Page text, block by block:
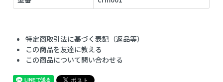
特定商取引法に基づく表記（返品等）
この商品を友達に教える
この商品について問い合わせる